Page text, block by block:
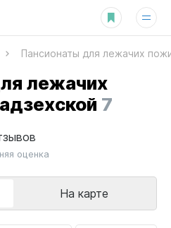
Пансионаты для лежачих
лежачих
7
оценка
На карте